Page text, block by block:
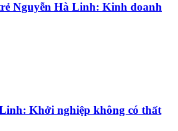
Nguyễn Hà Linh: Kinh doanh
Khởi nghiệp không có thất